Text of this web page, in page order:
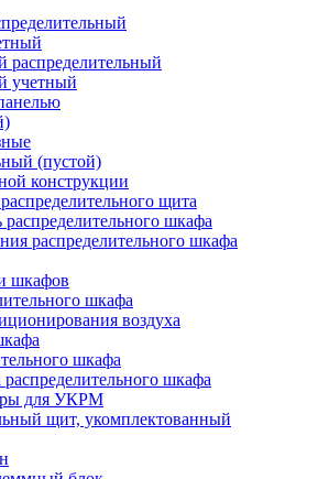
распределительный
учетный
(пустой)
конструкции
щита
распределительного шкафа
распределительного шкафа
шкафов
шкафа
воздуха
шкафа
шкафа
для УКРМ
щит, укомплектованный